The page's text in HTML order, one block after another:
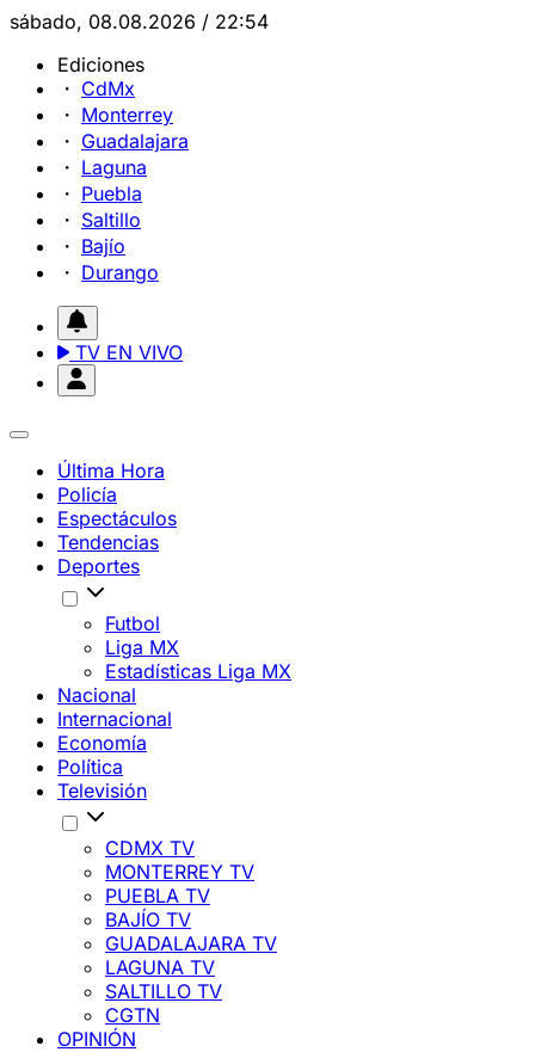
sábado, 08.08.2026 / 22:54
Ediciones
CdMx
Monterrey
Guadalajara
Laguna
Puebla
Saltillo
Bajío
Durango
TV EN VIVO
Última Hora
Policía
Espectáculos
Tendencias
Deportes
Futbol
Liga MX
Estadísticas Liga MX
Nacional
Internacional
Economía
Política
Televisión
CDMX TV
MONTERREY TV
PUEBLA TV
BAJÍO TV
GUADALAJARA TV
LAGUNA TV
SALTILLO TV
CGTN
OPINIÓN